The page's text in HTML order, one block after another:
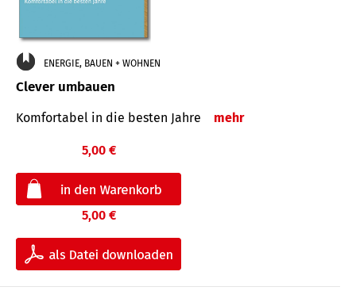
ENERGIE, BAUEN + WOHNEN
Clever umbauen
Komfortabel in die besten Jahre mehr
5,00 €
5,00 €